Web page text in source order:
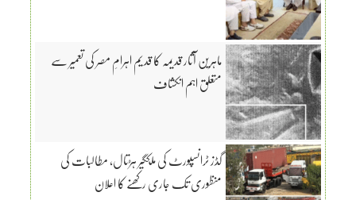
ماہرین آثار قدیمہ کا قدیم اہرامِ مصر کی تعمیر سے
متعلق اہم انکشاف
گڈز ٹرانسپورٹ کی ملکگیر ہڑتال، مطالبات کی
منظوری تک جاری رکھنے کا اعلان